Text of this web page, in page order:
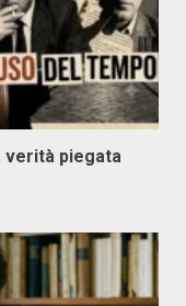
verità piegata